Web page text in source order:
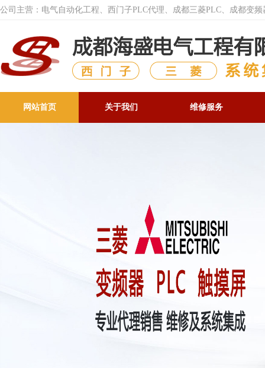
公司主营：电气自动化工程、西门子PLC代理、成都三菱PLC、成都变
网站首页 关于我们 维修服务